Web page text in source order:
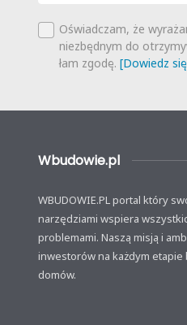
Oświadczam, że
niezbędnym do
łam zgodę. [Dowiedz
Wbudowie.pl
WBUDOWIE.PL portal który
narzędziami wspiera
problemami. Naszą misją i
inwestorów na każdym
domów.